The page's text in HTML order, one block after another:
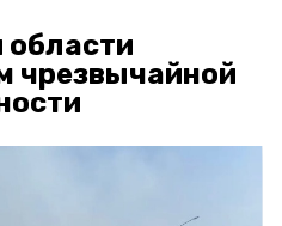
области
чрезвычайной